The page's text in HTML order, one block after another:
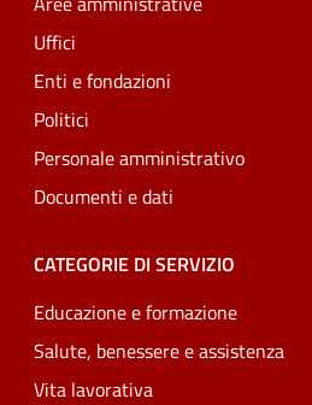
Uffici
Enti e fondazioni
Politici
Personale amministrativo
Documenti e dati
CATEGORIE DI SERVIZIO
Educazione e formazione
Salute, benessere e assistenza
Vita lavorativa